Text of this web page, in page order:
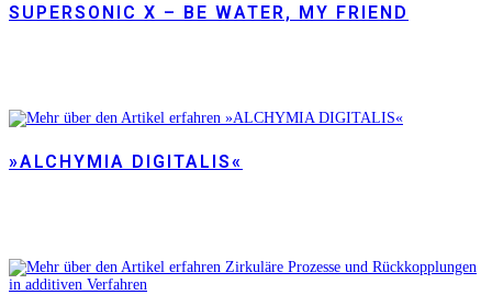
SUPERSONIC X – BE WATER, MY FRIEND
»ALCHYMIA DIGITALIS«